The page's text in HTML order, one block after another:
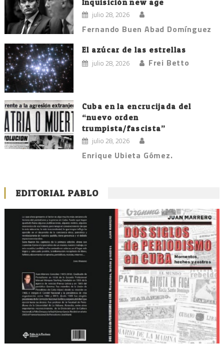
Inquisición new age
julio 28, 2026
Fernando Buen Abad Domínguez
El azúcar de las estrellas
julio 28, 2026 Frei Betto
Cuba en la encrucijada del
“nuevo orden
trumpista/fascista”
julio 28, 2026
Enrique Ubieta Gómez.
EDITORIAL PABLO